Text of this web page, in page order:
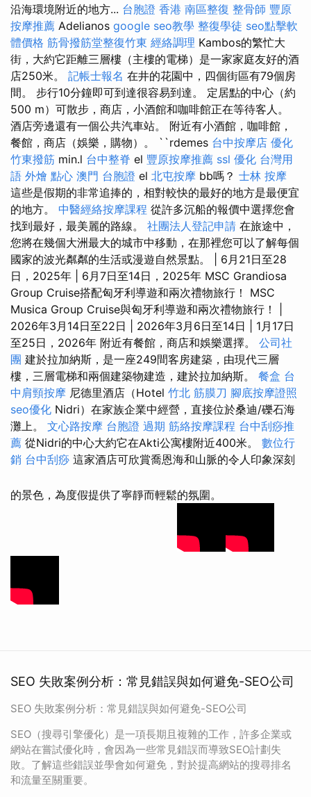
沿海環境附近的地方... 台胞證 香港 南區整復 整骨師 豐原
按摩推薦 Adelianos google seo教學 整復學徒 seo點擊軟
體價格 筋骨撥筋堂整復竹東 經絡調理 Kambos的繁忙大
街，大約它距離三層樓（主樓的電梯）是一家家庭友好的酒
店250米。 記帳士報名 在井的花園中，四個街區有79個房
間。 步行10分鐘即可到達很容易到達。 定居點的中心（約
500 m）可散步，商店，小酒館和咖啡館正在等待客人。
酒店旁邊還有一個公共汽車站。 附近有小酒館，咖啡館，
餐館，商店（娛樂，購物）。 ``rdemes 台中按摩店 優化
竹東撥筋 min.l 台中整脊 el 豐原按摩推薦 ssl 優化 台灣用
語 外燴 點心 澳門 台胞證 el 北屯按摩 bb嗎？ 士林 按摩
這些是假期的非常追捧的，相對較快的最好的地方是最便宜
的地方。 中醫經絡按摩課程 從許多沉船的報價中選擇您會
找到最好，最美麗的路線。 社團法人登記申請 在旅途中，
您將在幾個大洲最大的城市中移動，在那裡您可以了解每個
國家的波光粼粼的生活或漫遊自然景點。 | 6月21日至28
日，2025年 | 6月7日至14日，2025年 MSC Grandiosa
Group Cruise搭配匈牙利導遊和兩次禮物旅行！ MSC
Musica Group Cruise與匈牙利導遊和兩次禮物旅行！ |
2026年3月14日至22日 | 2026年3月6日至14日 | 1月17日
至25日，2026年 附近有餐館，商店和娛樂選擇。 公司社
團 建於拉加納斯，是一座249間客房建築，由現代三層
樓，三層電梯和兩個建築物建造，建於拉加納斯。 餐盒 台
中肩頸按摩 尼德里酒店（Hotel 竹北 筋膜刀 腳底按摩證照
seo優化 Nidri）在家族企業中經營，直接位於桑迪/礫石海
灘上。 文心路按摩 台胞證 過期 筋絡按摩課程 台中刮痧推
薦 從Nidri的中心大約它在Akti公寓樓附近400米。 數位行
銷 台中刮痧 這家酒店可欣賞喬恩海和山脈的令人印象深刻
的景色，為度假提供了寧靜而輕鬆的氛圍。
SEO 失敗案例分析：常見錯誤與如何避免-SEO公司
SEO 失敗案例分析：常見錯誤與如何避免-SEO公司
SEO（搜尋引擎優化）是一項長期且複雜的工作，許多企業或
網站在嘗試優化時，會因為一些常見錯誤而導致SEO計劃失
敗。了解這些錯誤並學會如何避免，對於提高網站的搜尋排名
和流量至關重要。